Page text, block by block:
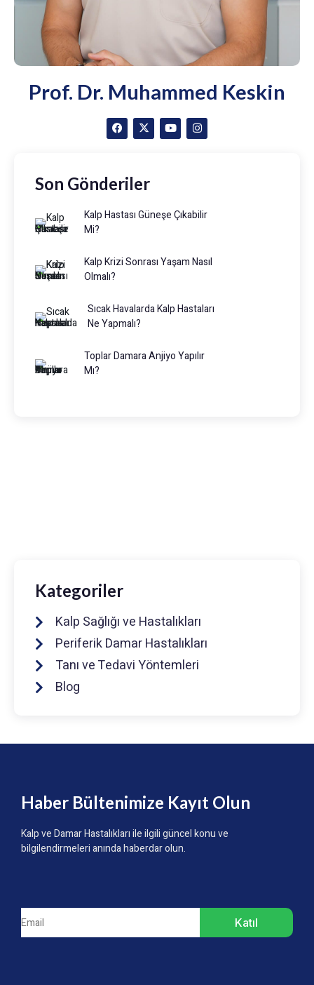
Prof. Dr. Muhammed Keskin
Son Gönderiler
Kalp Hastası Güneşe Çıkabilir
Mi?
Kalp Krizi Sonrası Yaşam Nasıl
Olmalı?
Sıcak Havalarda Kalp Hastaları
Ne Yapmalı?
Toplar Damara Anjiyo Yapılır
Mı?
Kategoriler
Kalp Sağlığı ve Hastalıkları
Periferik Damar Hastalıkları
Tanı ve Tedavi Yöntemleri
Blog
Haber Bültenimize Kayıt Olun
Kalp ve Damar Hastalıkları ile ilgili güncel konu ve
bilgilendirmeleri anında haberdar olun.
Katıl